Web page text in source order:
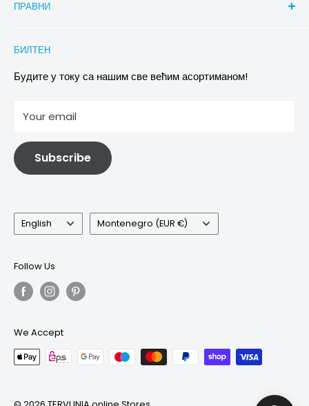
Aktionsbeschreibung Rabatte
Images & references
Услови достављања
ПРАВНИ
Политика отказивања
Услови
Информације о електричној и електронској опреми
БИЛТЕН
Будите у току са нашим све већим асортиманом!
Your email
Subscribe
Language
English Country/region
Montenegro (EUR €)
Follow Us
We Accept